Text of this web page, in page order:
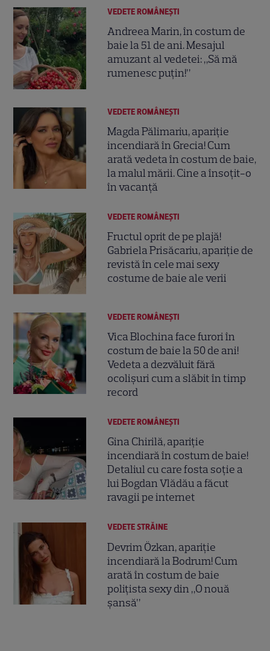
VEDETE ROMÂNEŞTI
Andreea Marin, în costum de
baie la 51 de ani. Mesajul
amuzant al vedetei: „Să mă
rumenesc puțin!”
VEDETE ROMÂNEŞTI
Magda Pălimariu, apariție
incendiară în Grecia! Cum
arată vedeta în costum de baie,
la malul mării. Cine a însoțit-o
în vacanță
VEDETE ROMÂNEŞTI
Fructul oprit de pe plajă!
Gabriela Prisăcariu, apariție de
revistă în cele mai sexy
costume de baie ale verii
VEDETE ROMÂNEŞTI
Vica Blochina face furori în
costum de baie la 50 de ani!
Vedeta a dezvăluit fără
ocolișuri cum a slăbit în timp
record
VEDETE ROMÂNEŞTI
Gina Chirilă, apariție
incendiară în costum de baie!
Detaliul cu care fosta soție a
lui Bogdan Vlădău a făcut
ravagii pe internet
VEDETE STRĂINE
Devrim Özkan, apariție
incendiară la Bodrum! Cum
arată în costum de baie
polițista sexy din „O nouă
șansă”